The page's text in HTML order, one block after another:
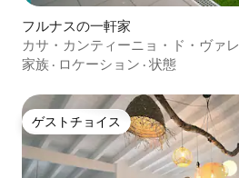
フルナスの一軒家
カサ・カンティーニョ・ド・ヴァレ
家族 · ロケーション · 状態
ゲストチョイス
ゲストチョイス